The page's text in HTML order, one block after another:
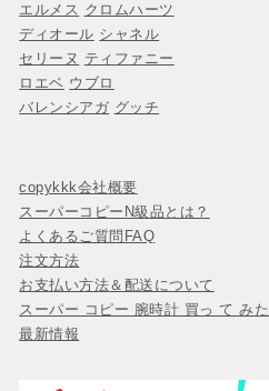
エルメス クロムハーツ
ディオール シャネル
セリーヌ ティファニー
ロエベ ウブロ
バレンシアガ グッチ
copykkk会社概要
スーパーコピーN級品とは？
よくあるご質問FAQ
注文方法
お支払い方法＆配送について
スーパー コピー 腕時計 買っ て みた
最新情報